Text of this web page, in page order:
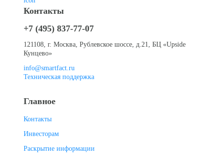
Главное
Контакты
Инвесторам
Раскрытие информации
Контакты
+7 (495) 837-77-07
121108, г. Москва, Рублевское шоссе, д.21, БЦ «Upside
Кунцево»
info@smartfact.ru
Техническая поддержка